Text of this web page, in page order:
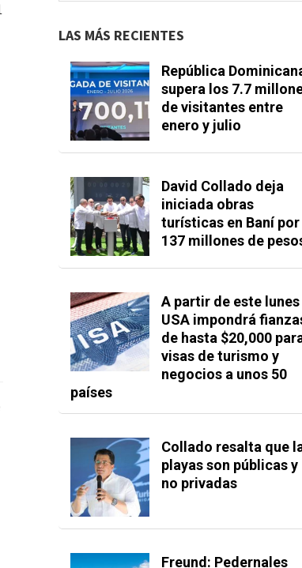
LAS MÁS RECIENTES
República
supera los 7.7
de visitantes entre
enero y julio
David Collado deja
iniciada obras
turísticas en Baní por
137 millones de
A partir de este lunes
USA impondrá
de hasta $20,000
visas de turismo y
negocios a unos 50
países
Collado resalta que
playas son públicas y
no privadas
Freund: Pedernales